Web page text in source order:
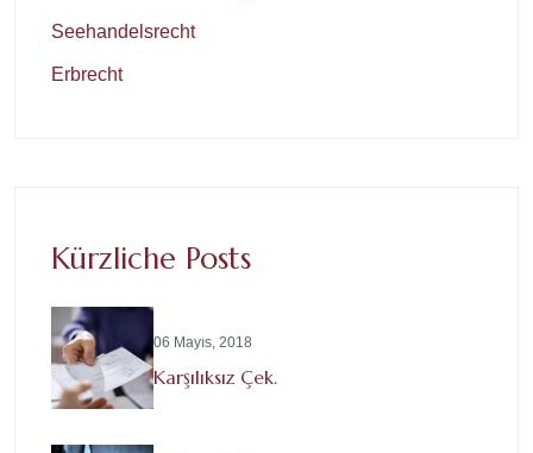
Seehandelsrecht
Erbrecht
Kürzliche Posts
06 Mayıs, 2018
Karşılıksız Çek.